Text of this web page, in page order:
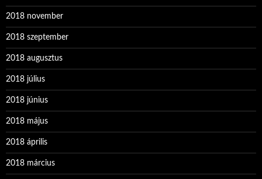
2018 november
2018 szeptember
2018 augusztus
2018 július
2018 június
2018 május
2018 április
2018 március